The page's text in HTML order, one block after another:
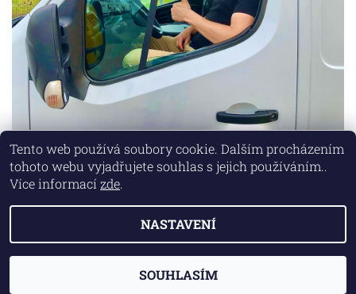
Lokality Marketing zajišťuje společnost X-VISION
2026 © AUTO MD, všechna práva vyhrazena
Vytvořil Shoptet
Tento web používá soubory cookie. Dalším procházením
tohoto webu vyjadřujete souhlas s jejich používáním..
Více informací zde.
NASTAVENÍ
SOUHLASÍM